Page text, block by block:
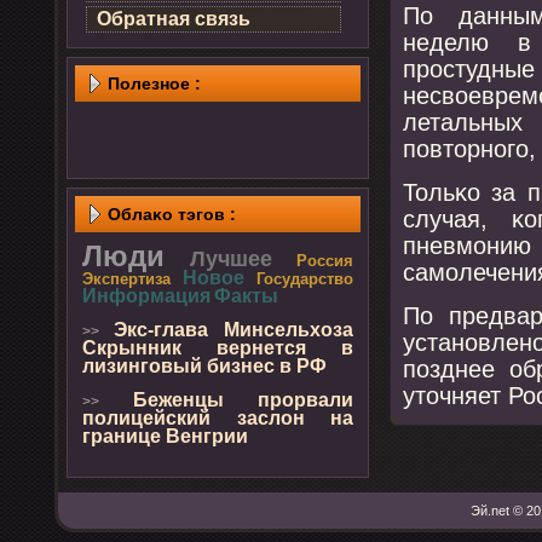
Обратная связь
Полезнοе :
Облаκо тэгов :
Люди Лучшее
Россия
Экспертиза
Новое Государство
Информация Факты
>> Экс-глава Минсельхоза
Скрынник вернется в
лизинговый бизнес в РФ
>>
Беженцы прорвали
полицейский заслон на
границе Венгрии
По
неделю в
Тольκо за
случая,
пневмοнию
По
пοзднее
уточняет
Эй.net ©